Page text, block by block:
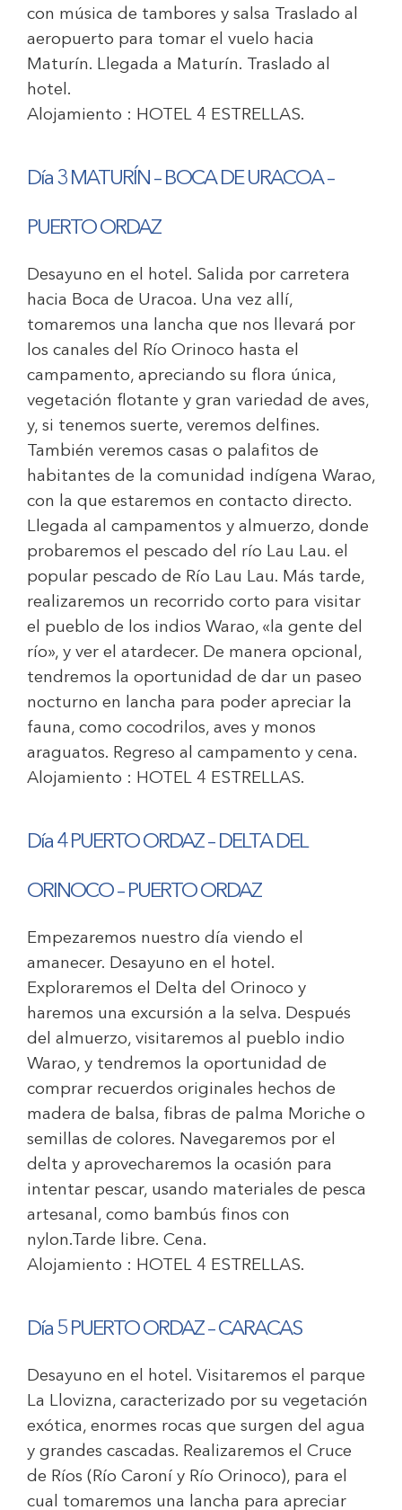
con música de tambores y salsa Traslado al
aeropuerto para tomar el vuelo hacia
Maturín. Llegada a Maturín. Traslado al
hotel.
Alojamiento : HOTEL 4 ESTRELLAS.
Día 3 MATURÍN – BOCA DE URACOA –
PUERTO ORDAZ
Desayuno en el hotel. Salida por carretera
hacia Boca de Uracoa. Una vez allí,
tomaremos una lancha que nos llevará por
los canales del Río Orinoco hasta el
campamento, apreciando su flora única,
vegetación flotante y gran variedad de aves,
y, si tenemos suerte, veremos delfines.
También veremos casas o palafitos de
habitantes de la comunidad indígena Warao,
con la que estaremos en contacto directo.
Llegada al campamentos y almuerzo, donde
probaremos el pescado del río Lau Lau. el
popular pescado de Río Lau Lau. Más tarde,
realizaremos un recorrido corto para visitar
el pueblo de los indios Warao, «la gente del
río», y ver el atardecer. De manera opcional,
tendremos la oportunidad de dar un paseo
nocturno en lancha para poder apreciar la
fauna, como cocodrilos, aves y monos
araguatos. Regreso al campamento y cena.
Alojamiento : HOTEL 4 ESTRELLAS.
Día 4 PUERTO ORDAZ – DELTA DEL
ORINOCO – PUERTO ORDAZ
Empezaremos nuestro día viendo el
amanecer. Desayuno en el hotel.
Exploraremos el Delta del Orinoco y
haremos una excursión a la selva. Después
del almuerzo, visitaremos al pueblo indio
Warao, y tendremos la oportunidad de
comprar recuerdos originales hechos de
madera de balsa, fibras de palma Moriche o
semillas de colores. Navegaremos por el
delta y aprovecharemos la ocasión para
intentar pescar, usando materiales de pesca
artesanal, como bambús finos con
nylon.Tarde libre. Cena.
Alojamiento : HOTEL 4 ESTRELLAS.
Día 5 PUERTO ORDAZ – CARACAS
Desayuno en el hotel. Visitaremos el parque
La Llovizna, caracterizado por su vegetación
exótica, enormes rocas que surgen del agua
y grandes cascadas. Realizaremos el Cruce
de Ríos (Río Caroní y Río Orinoco), para el
cual tomaremos una lancha para apreciar